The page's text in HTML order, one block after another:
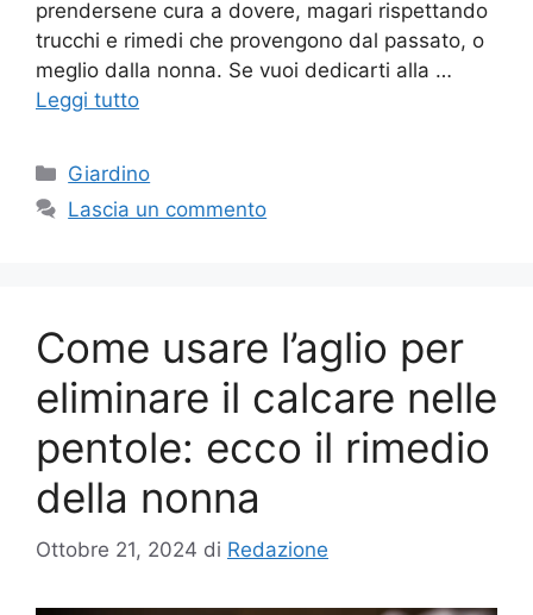
prendersene cura a dovere, magari rispettando
trucchi e rimedi che provengono dal passato, o
meglio dalla nonna. Se vuoi dedicarti alla …
Leggi tutto
Categorie
Giardino
Lascia un commento
Come usare l’aglio per
eliminare il calcare nelle
pentole: ecco il rimedio
della nonna
Ottobre 21, 2024 di Redazione